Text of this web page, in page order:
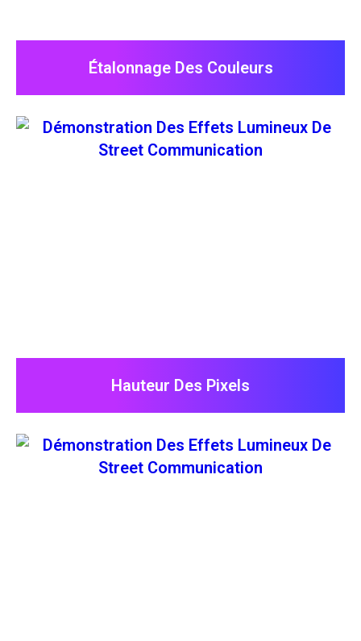
Étalonnage Des Couleurs
Hauteur Des Pixels